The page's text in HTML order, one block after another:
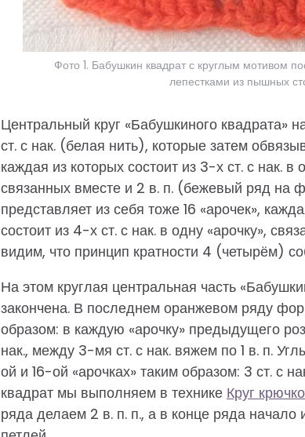
Фото 1. Бабушкин квадрат с круглым мотивом
лепестками из пышных
Центральный круг «Бабушкиного квадрата»
ст. с нак. (белая нить), которые затем
каждая из которых состоит из 3-х ст. с нак.
связанных вместе и 2 в. п. (бежевый ряд на
представляет из себя тоже 16 «арочек»,
состоит из 4-х ст. с нак. в одну «арочку»,
видим, что принцип кратности 4 (четырём)
На этом круглая центральная часть
закончена. В последнем оранжевом ряду
образом: в каждую «арочку» предыдущего
нак., между 3-мя ст. с нак. вяжем по 1 в. п.
ой и 16-ой «арочках» таким образом: 3 ст. с
квадрат мы выполняем в технике Круг
ряда делаем 2 в. п. п., а в конце ряда